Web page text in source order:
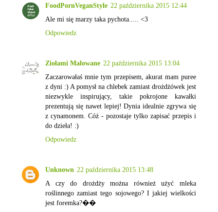
FoodPornVeganStyle 22 października 2015 12:44
Ale mi się marzy taka pychota..... <3
Odpowiedz
Ziołami Malowane 22 października 2015 13:04
Zaczarowałaś mnie tym przepisem, akurat mam puree
z dyni :) A pomysł na chlebek zamiast drożdżówek jest
niezwykle inspirujący, takie pokrojone kawałki
prezentują się nawet lepiej! Dynia idealnie zgrywa się
z cynamonem. Cóż - pozostaje tylko zapisać przepis i
do dzieła! :)
Odpowiedz
Unknown 22 października 2015 13:48
A czy do drożdży można również użyć mleka
roślinnego zamiast tego sojowego? I jakiej wielkości
jest foremka?��